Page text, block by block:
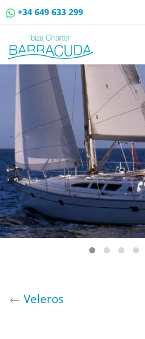
+34 649 633 299
ALQUILER DE BARCOS
VENTA DE BARCOS
ALQUILER DE AMARRES
RUTAS EN BARCO
EVENTOS
BLOG
← Veleros